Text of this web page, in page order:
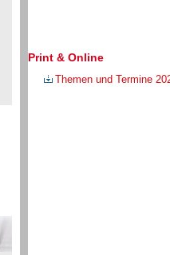
Print & Online
Themen und Termine